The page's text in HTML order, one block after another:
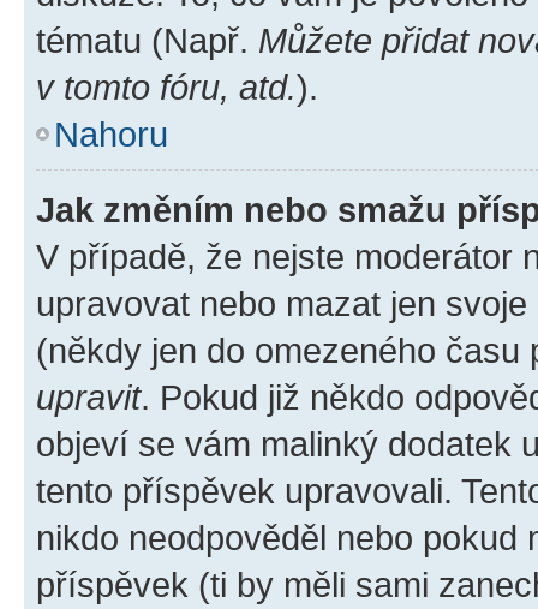
tématu (Např. Můžete přidat
v tomto fóru, atd.).
Nahoru
Jak změním nebo smažu
V případě, že nejste moderátor
upravovat nebo mazat jen
(někdy jen do omezeného
upravit. Pokud již někdo
objeví se vám malinký dodatek
tento příspěvek upravovali.
nikdo neodpověděl nebo pokud
příspěvek (ti by měli sami